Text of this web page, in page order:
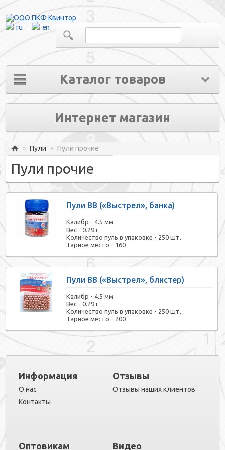
ru en
Каталог товаров
Интернет магазин
Главная
» Пули » Пули прочие
Пули прочие
Пули BB («Выстрел», банка)
Калибр - 4.5 мм
Вес -0.29 г
Количество пуль в упаковке - 250 шт.
Тарное место - 160
Пули BB («Выстрел», блистер)
Калибр - 4.5 мм
Вес -0.29 г
Количество пуль в упаковке - 250 шт.
Тарное место - 200
Информация
О нас
Контакты
Отзывы
Отзывы наших клиентов
Оптовикам Видео